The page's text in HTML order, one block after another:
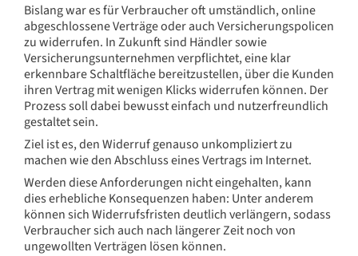
Bislang war es für Verbraucher oft umständlich, online
abgeschlossene Verträge oder auch Versicherungspolicen
zu widerrufen. In Zukunft sind Händler sowie
Versicherungsunternehmen verpflichtet, eine klar
erkennbare Schaltfläche bereitzustellen, über die Kunden
ihren Vertrag mit wenigen Klicks widerrufen können. Der
Prozess soll dabei bewusst einfach und nutzerfreundlich
gestaltet sein.
Ziel ist es, den Widerruf genauso unkompliziert zu
machen wie den Abschluss eines Vertrags im Internet.
Werden diese Anforderungen nicht eingehalten, kann
dies erhebliche Konsequenzen haben: Unter anderem
können sich Widerrufsfristen deutlich verlängern, sodass
Verbraucher sich auch nach längerer Zeit noch von
ungewollten Verträgen lösen können.